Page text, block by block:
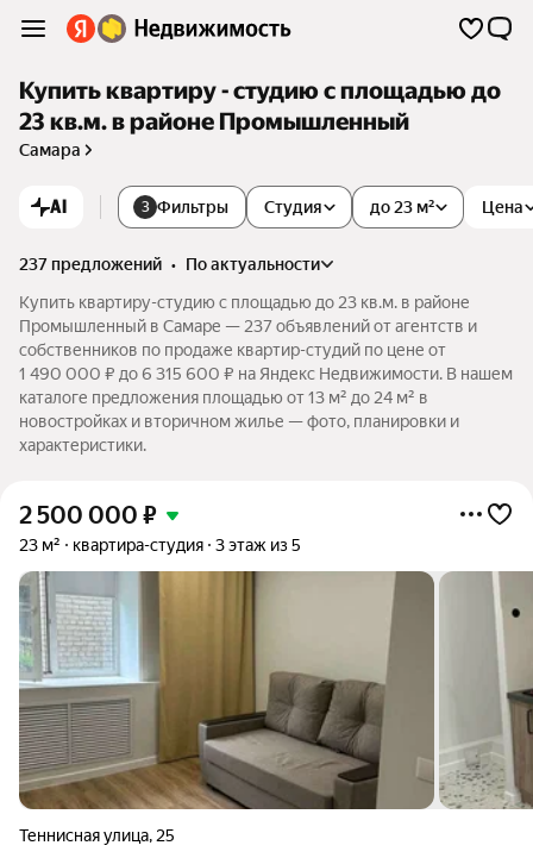
Купить квартиру - студию с площадью до
23 кв.м. в районе Промышленный
Самара
AI 3 Фильтры Студия Цена
до 23 м²
237 предложений •
по актуальности
Купить квартиру-студию с площадью до 23 кв.м. в районе
Промышленный в Самаре — 237 объявлений от агентств и
собственников по продаже квартир-студий по цене от
1 490 000 ₽ до 6 315 600 ₽ на Яндекс Недвижимости. В нашем
каталоге предложения площадью от 13 м² до 24 м² в
новостройках и вторичном жилье — фото, планировки и
характеристики.
2 500 000 ₽
23 м² квартира-студия 3 этаж из 5
Теннисная улица, 25